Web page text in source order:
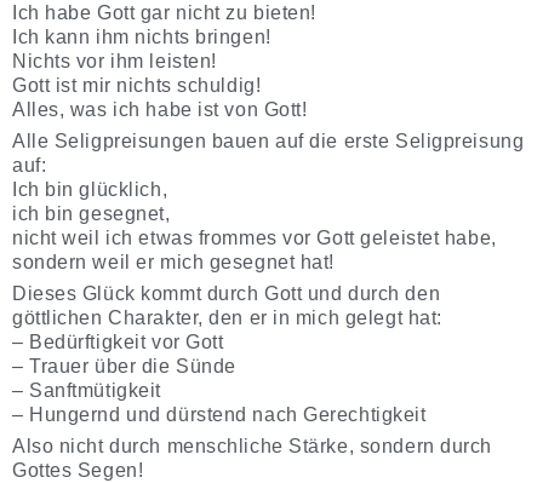
Ich habe Gott gar nicht zu bieten!
Ich kann ihm nichts bringen!
Nichts vor ihm leisten!
Gott ist mir nichts schuldig!
Alles, was ich habe ist von Gott!
Alle Seligpreisungen bauen auf die erste Seligpreisung
auf:
Ich bin glücklich,
ich bin gesegnet,
nicht weil ich etwas frommes vor Gott geleistet habe,
sondern weil er mich gesegnet hat!
Dieses Glück kommt durch Gott und durch den
göttlichen Charakter, den er in mich gelegt hat:
– Bedürftigkeit vor Gott
– Trauer über die Sünde
– Sanftmütigkeit
– Hungernd und dürstend nach Gerechtigkeit
Also nicht durch menschliche Stärke, sondern durch
Gottes Segen!